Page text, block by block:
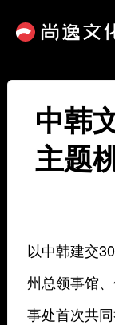
中韩
主题
以中韩建交
州总领事馆
事处首次共